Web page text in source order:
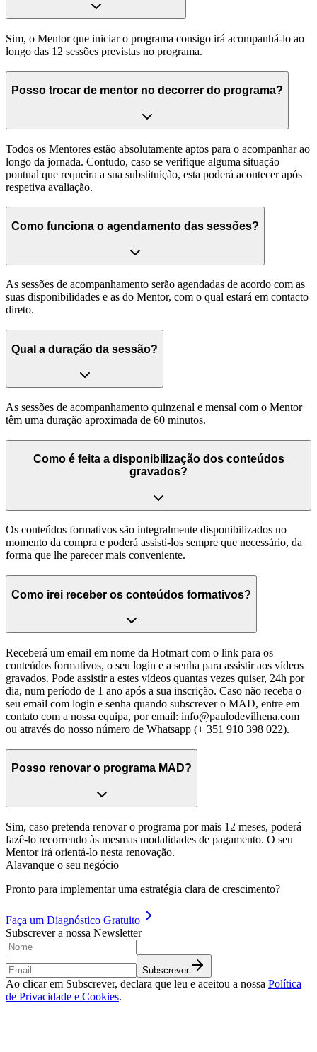
Sim, o Mentor que iniciar o programa consigo irá acompanhá-lo ao
longo das 12 sessões previstas no programa.
Posso trocar de mentor no decorrer do programa?
Todos os Mentores estão absolutamente aptos para o acompanhar ao
longo da jornada. Contudo, caso se verifique alguma situação
pontual que requeira a sua substituição, esta poderá acontecer após
respetiva avaliação.
Como funciona o agendamento das sessões?
As sessões de acompanhamento serão agendadas de acordo com as
suas disponibilidades e as do Mentor, com o qual estará em contacto
direto.
Qual a duração da sessão?
As sessões de acompanhamento quinzenal e mensal com o Mentor
têm uma duração aproximada de 60 minutos.
Como é feita a disponibilização dos conteúdos
gravados?
Os conteúdos formativos são integralmente disponibilizados no
momento da compra e poderá assisti-los sempre que necessário, da
forma que lhe parecer mais conveniente.
Como irei receber os conteúdos formativos?
Receberá um email em nome da Hotmart com o link para os
conteúdos formativos, o seu login e a senha para assistir aos vídeos
gravados. Pode assistir a estes vídeos quantas vezes quiser, 24h por
dia, num período de 1 ano após a sua inscrição. Caso não receba o
seu email com login e senha quando subscrever o MAD, entre em
contato com a nossa equipa, por email: info@paulodevilhena.com
ou através do nosso número de Whatsapp (+ 351 910 398 022).
Posso renovar o programa MAD?
Sim, caso pretenda renovar o programa por mais 12 meses, poderá
fazê-lo recorrendo às mesmas modalidades de pagamento. O seu
Mentor irá orientá-lo nesta renovação.
Alavanque o seu negócio
Pronto para implementar uma estratégia clara de crescimento?
Faça um Diagnóstico Gratuito
Subscrever a nossa Newsletter
Subscrever
Ao clicar em Subscrever, declara que leu e aceitou a nossa Política
de Privacidade e Cookies.